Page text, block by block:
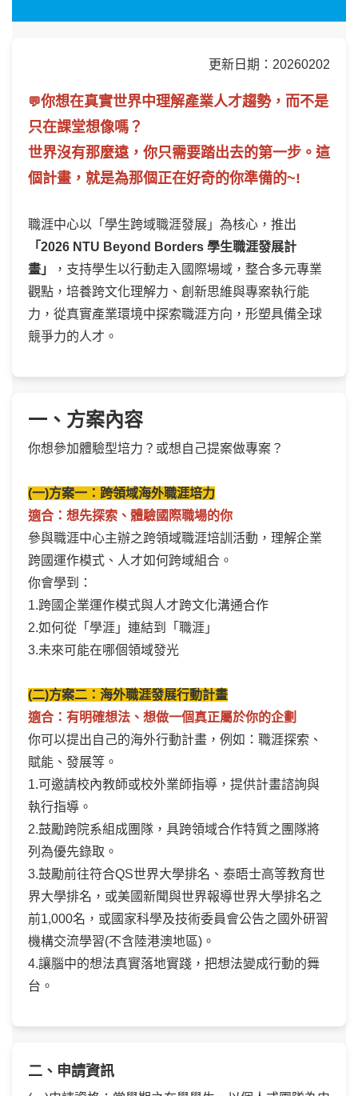
更新日期：20260202
💬你想在真實世界中理解產業人才趨勢，而不是
只在課堂想像嗎？
世界沒有那麼遠，你只需要踏出去的第一步。這
個計畫，就是為那個正在好奇的你準備的~!
職涯中心以「學生跨域職涯發展」為核心，推出
「2026 NTU Beyond Borders 學生職涯發展計
畫」
，支持學生以行動走入國際場域，整合多元專業
觀點，培養跨文化理解力、創新思維與專案執行能
力，從真實產業環境中探索職涯方向，形塑具備全球
競爭力的人才。
一、方案內容
你想參加體驗型培力？或想自己提案做專案？
(一)方案一：跨領域海外職涯培力
適合：想先探索、體驗國際職場的你
參與職涯中心主辦之跨領域職涯培訓活動，理解企業
跨國運作模式、人才如何跨域組合。
你會學到：
1.跨國企業運作模式與人才跨文化溝通合作
2.如何從「學涯」連結到「職涯」
3.未來可能在哪個領域發光
(二)方案二：海外職涯發展行動計畫
適合：有明確想法、想做一個真正屬於你的企劃
你可以提出自己的海外行動計畫，例如：職涯探索、
賦能、發展等。
1.可邀請校內教師或校外業師指導，提供計畫諮詢與
執行指導。
2.鼓勵跨院系組成團隊，具跨領域合作特質之團隊將
列為優先錄取。
3.鼓勵前往符合QS世界大學排名、泰晤士高等教育世
界大學排名，或美國新聞與世界報導世界大學排名之
前1,000名，或國家科學及技術委員會公告之國外研習
機構交流學習(不含陸港澳地區)。
4.讓腦中的想法真實落地實踐，把想法變成行動的舞
台。
二、申請資訊